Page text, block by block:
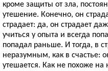
кроме защиты от зла,
утешение. Конечно, он
страдает: да, он страдает
учиться у опыта и всегда
попадал раньше. И тогда, в
неразумным, как в счастье:
утешается. Как не похоже на